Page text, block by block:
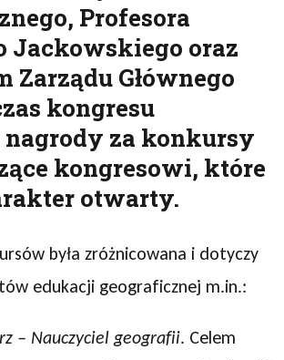
Profesora
Jackowskiego oraz
Zarządu Głównego
kongresu
nagrody za konkursy
kongresowi, które
otwarty.
była zróżnicowana i dotyczy
edukacji geograficznej m.in.:
– Nauczyciel geografii. Celem